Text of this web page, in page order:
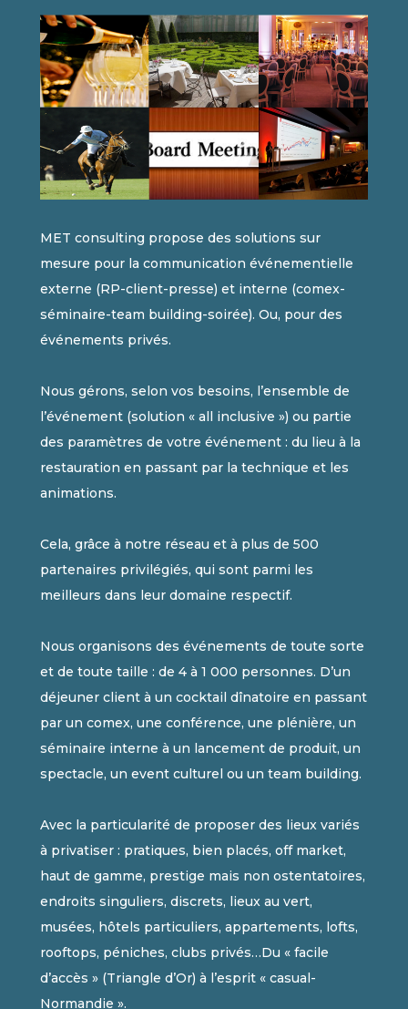
MET consulting propose des solutions sur
mesure pour la communication événementielle
externe (RP-client-presse) et interne (comex-
séminaire-team building-soirée). Ou, pour des
événements privés.
Nous gérons, selon vos besoins, l’ensemble de
l’événement (solution « all inclusive ») ou partie
des paramètres de votre événement : du lieu à la
restauration en passant par la technique et les
animations.
Cela, grâce à notre réseau et à plus de 500
partenaires privilégiés, qui sont parmi les
meilleurs dans leur domaine respectif.
Nous organisons des événements de toute sorte
et de toute taille : de 4 à 1 000 personnes. D’un
déjeuner client à un cocktail dînatoire en passant
par un comex, une conférence, une plénière, un
séminaire interne à un lancement de produit, un
spectacle, un event culturel ou un team building.
Avec la particularité de proposer des lieux variés
à privatiser : pratiques, bien placés, off market,
haut de gamme, prestige mais non ostentatoires,
endroits singuliers, discrets, lieux au vert,
musées, hôtels particuliers, appartements, lofts,
rooftops, péniches, clubs privés…Du « facile
d’accès » (Triangle d’Or) à l’esprit « casual-
Normandie ».